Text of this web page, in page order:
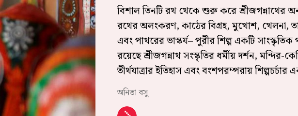
বিশাল তিনটি রথ থেকে শুরু করে শ্রীজগন্নাথের
রথের অলংকরণ, কাঠের বিগ্রহ, মুখোশ, খেলনা,
এবং পাথরের ভাস্কর্য– পুরীর শিল্প একটি
রয়েছে শ্রীজগন্নাথ সংস্কৃতির ধর্মীয় দর্শন, মন্দির-
তীর্থযাত্রার ইতিহাস এবং বংশপরম্পরায় শিল্পচর্চার
অনিতা বসু